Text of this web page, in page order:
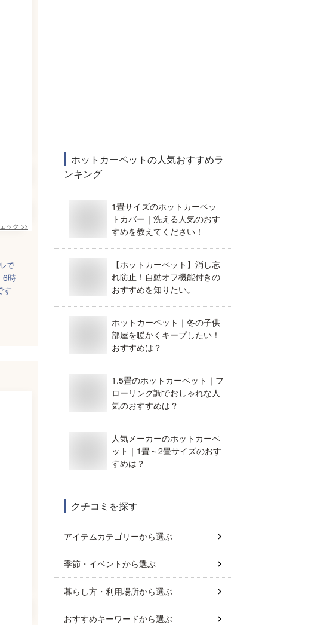
ック >>
で
6時
す
ホットカーペットの人気おすすめラ
ンキング
1畳サイズのホットカーペッ
トカバー｜洗える人気のおす
すめを教えてください！
【ホットカーペット】消し忘
れ防止！自動オフ機能付きの
おすすめを知りたい。
ホットカーペット｜冬の子供
部屋を暖かくキープしたい！
おすすめは？
1.5畳のホットカーペット｜フ
ローリング調でおしゃれな人
気のおすすめは？
人気メーカーのホットカーペ
ット｜1畳～2畳サイズのおす
すめは？
クチコミを探す
アイテムカテゴリーから選ぶ
季節・イベントから選ぶ
暮らし方・利用場所から選ぶ
おすすめキーワードから選ぶ